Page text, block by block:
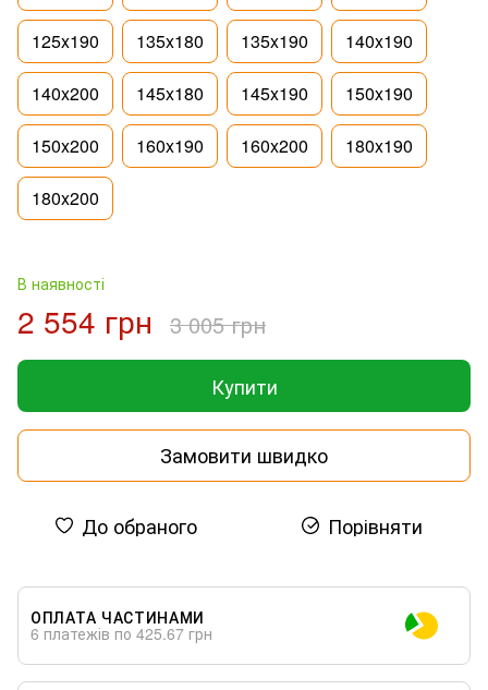
125x190 135x180 135x190 140x190
140x200 145x180 145x190 150x190
150x200 160x190 160x200 180x190
180x200
В наявності
2 554 грн 3 005 грн
Купити
Замовити швидко
До обраного Порівняти
ОПЛАТА ЧАСТИНАМИ
6 платежів по 425.67 грн